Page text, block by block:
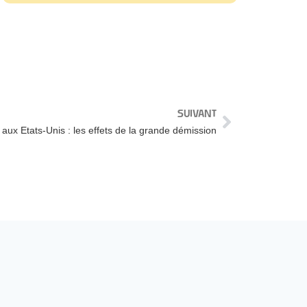
SUIVANT
aux Etats-Unis : les effets de la grande démission